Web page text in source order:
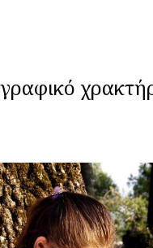
γραφικό